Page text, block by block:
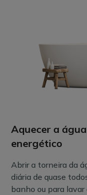
Aquecer a
energético
Abrir a torneira da
diária de quase
banho ou para lavar